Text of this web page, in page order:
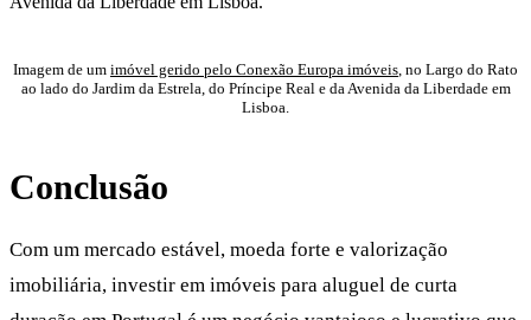
Imagem de um imóvel gerido pelo Conexão Europa imóveis , no Largo do Rato
ao lado do Jardim da Estrela, do Príncipe Real e da Avenida da Liberdade em
Lisboa.
Conclusão
Com um mercado estável, moeda forte e valorização
imobiliária, investir em imóveis para aluguel de curta